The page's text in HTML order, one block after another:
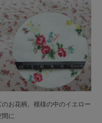
お花柄。模様の中のイエロー
に